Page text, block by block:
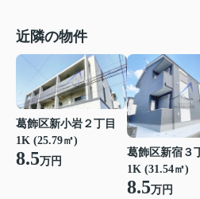
近隣の物件
葛飾区新小岩２丁目
1K (25.79㎡)
8.5万円
葛飾区新宿３
1K (31.54㎡)
8.5万円